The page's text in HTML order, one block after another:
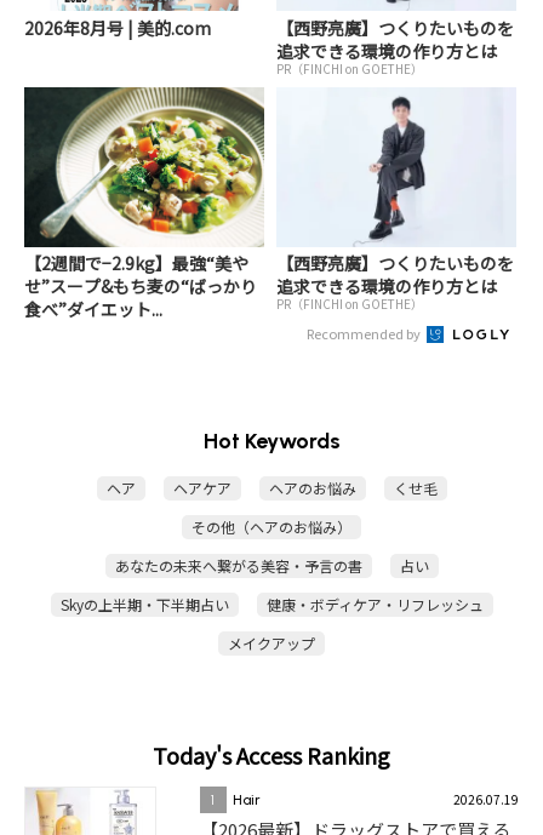
2026年8月号 | 美的.com
【西野亮廣】つくりたいものを
追求できる環境の作り方とは
PR（FINCHI on GOETHE）
【2週間で−2.9kg】最強“美や
せ”スープ&もち麦の“ばっかり
食べ”ダイエット...
【西野亮廣】つくりたいものを
追求できる環境の作り方とは
PR（FINCHI on GOETHE）
Recommended by
Hot Keywords
ヘア ヘアケア ヘアのお悩み
くせ毛
その他（ヘアのお悩み）
あなたの未来へ繋がる美容・予言の書
占い
Skyの上半期・下半期占い
健康・ボディケア・リフレッシュ
メイクアップ
Today's Access Ranking
1 Hair 2026.07.19
【2026最新】ドラッグストアで買える